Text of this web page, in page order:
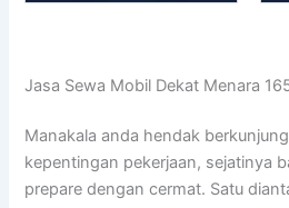
Jasa Sewa Mobil Dekat Menara
Manakala anda hendak
kepentingan pekerjaan, sejatinya
prepare dengan cermat. Satu